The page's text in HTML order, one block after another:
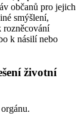
občanů pro jejich
smýšlení,
rozněcování
k násilí nebo
životní